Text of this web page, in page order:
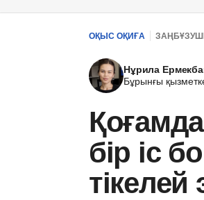
ОҚЫС ОҚИҒА
Нұрила
Бұрынғы
бір іс